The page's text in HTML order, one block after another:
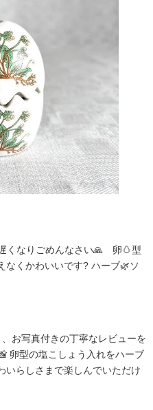
くなりごめんなさい🙏 卵🥚型
なくかわいいです?️ ハーブ🌿ソ
お写真付きの丁寧なレビューを
卵型の塩こしょう入れをハーブ
いらしさまで楽しんでいただけ